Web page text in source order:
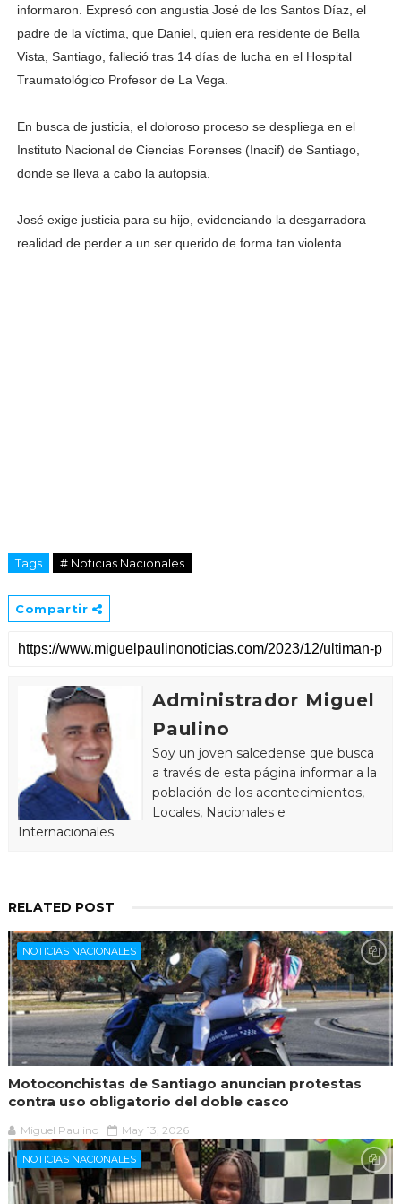
informaron. Expresó con angustia José de los Santos Díaz, el
padre de la víctima, que Daniel, quien era residente de Bella
Vista, Santiago, falleció tras 14 días de lucha en el Hospital
Traumatológico Profesor de La Vega.
En busca de justicia, el doloroso proceso se despliega en el
Instituto Nacional de Ciencias Forenses (Inacif) de Santiago,
donde se lleva a cabo la autopsia.
José exige justicia para su hijo, evidenciando la desgarradora
realidad de perder a un ser querido de forma tan violenta.
Tags # Noticias Nacionales
Compartir
Administrador Miguel
Paulino
Soy un joven salcedense que busca
a través de esta página informar a la
población de los acontecimientos,
Locales, Nacionales e
Internacionales.
RELATED POST
NOTICIAS NACIONALES
Motoconchistas de Santiago anuncian protestas
contra uso obligatorio del doble casco
Miguel Paulino May 13, 2026
NOTICIAS NACIONALES